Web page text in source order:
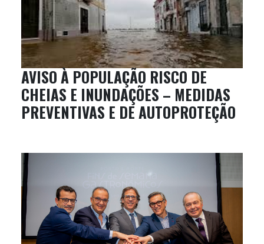
AVISO À POPULAÇÃO RISCO DE
CHEIAS E INUNDAÇÕES – MEDIDAS
PREVENTIVAS E DE AUTOPROTEÇÃO